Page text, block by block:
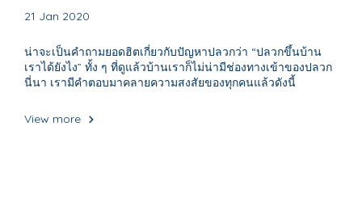
21 Jan 2020
น่าจะเป็นคำถามยอดฮิตเกี่ยวกับปัญหาปลวกว่า “ปลวกขึ้นบ้าน
เราได้ยังไง” ทั้ง ๆ ที่ดูแล้วบ้านเราก็ไม่น่ามีช่องทางเข้าของปลวก
นี่นา เรามีคำตอบมาคลายความสงสัยของทุกคนแล้วดังนี้
View more